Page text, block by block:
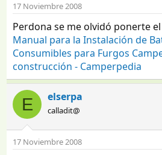
17 Noviembre 2008
Perdona se me olvidó ponerte el
Manual para la Instalación de
Consumibles para Furgos
construcción - Camperpedia
E elserpa
calladit@
17 Noviembre 2008